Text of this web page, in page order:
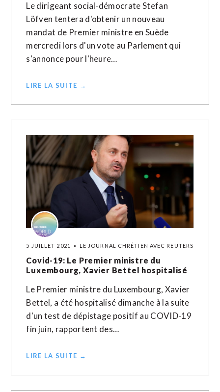
Le dirigeant social-démocrate Stefan
Löfven tentera d'obtenir un nouveau
mandat de Premier ministre en Suède
mercredi lors d'un vote au Parlement qui
s'annonce pour l'heure…
LIRE LA SUITE →
5 JUILLET 2021 LE JOURNAL CHRÉTIEN AVEC REUTERS
Covid-19: Le Premier ministre du
Luxembourg, Xavier Bettel hospitalisé
Le Premier ministre du Luxembourg, Xavier
Bettel, a été hospitalisé dimanche à la suite
d'un test de dépistage positif au COVID-19
fin juin, rapportent des…
LIRE LA SUITE →